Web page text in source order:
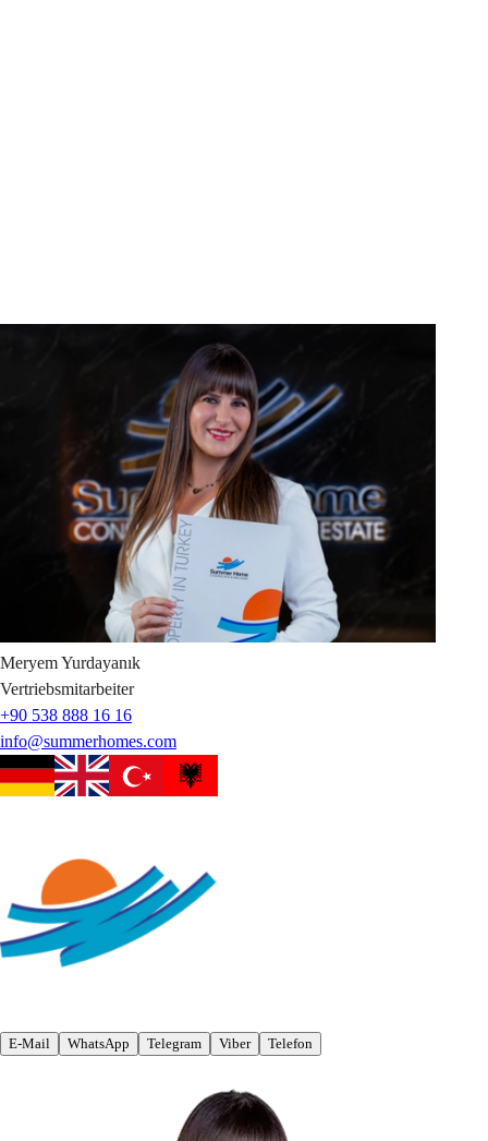
MeryemYurdayanık
Vertriebsmitarbeiter
+90 538 888 16 16
info@summerhomes.com
E-Mail WhatsApp Telegram Viber Telefon